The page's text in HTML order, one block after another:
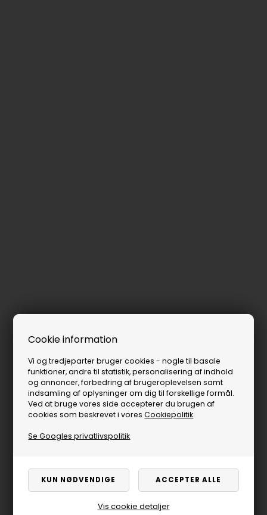
Cookie information
Vi og tredjeparter bruger cookies - nogle til basale
funktioner, andre til statistik, personalisering af indhold
og annoncer, forbedring af brugeroplevelsen samt
indsamling af oplysninger om dig til forskellige formål.
Ved at bruge vores side accepterer du brugen af
cookies som beskrevet i voresCookiepolitik.
Se Googles privatlivspolitik
Vis cookie detaljer